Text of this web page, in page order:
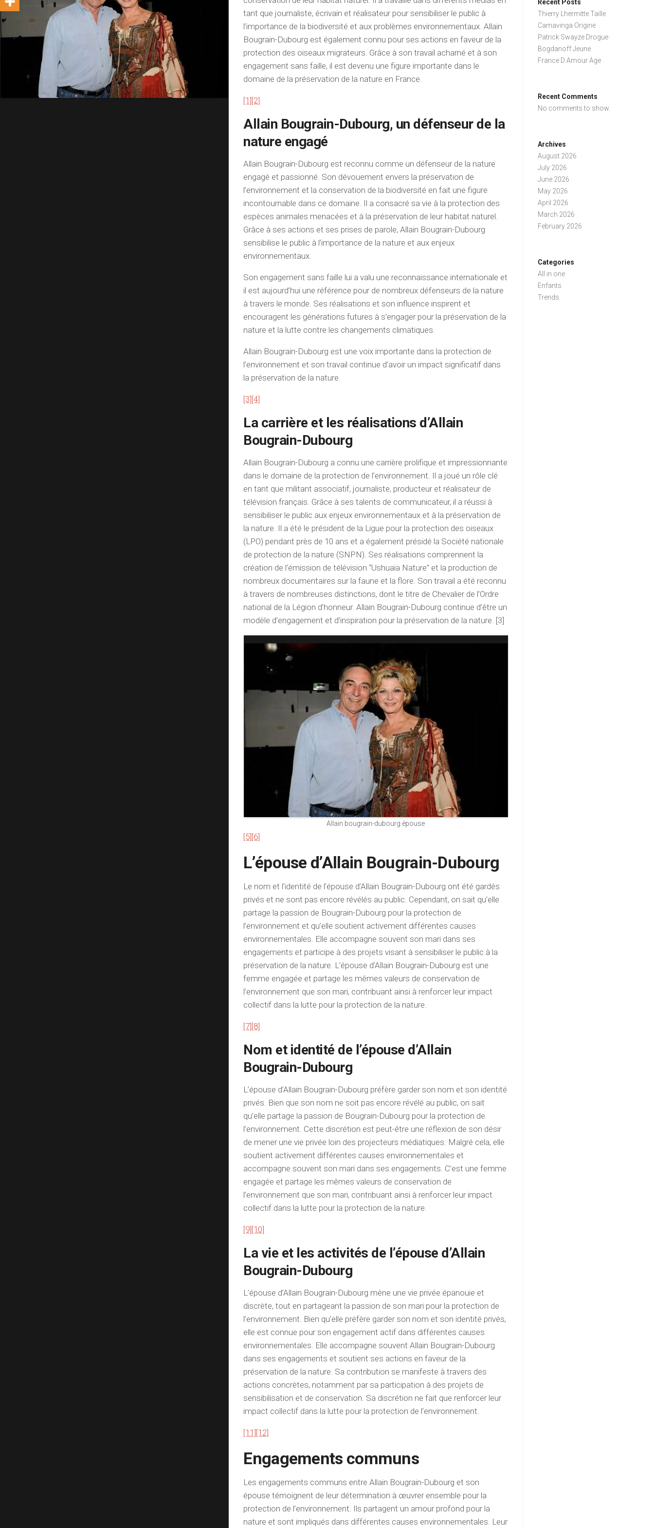
tant que journaliste, écrivain et réalisateur pour sensibiliser le public à
l’importance de la biodiversité et aux problèmes environnementaux. Allain
Bougrain-Dubourg est également connu pour ses actions en faveur de la
protection des oiseaux migrateurs. Grâce à son travail acharné et à son
engagement sans faille, il est devenu une figure importante dans le
domaine de la préservation de la nature en France.
[1] [2]
Allain Bougrain-Dubourg, un défenseur de la
nature engagé
Allain Bougrain-Dubourg est reconnu comme un défenseur de la nature
engagé et passionné. Son dévouement envers la préservation de
l’environnement et la conservation de la biodiversité en fait une figure
incontournable dans ce domaine. Il a consacré sa vie à la protection des
espèces animales menacées et à la préservation de leur habitat naturel.
Grâce à ses actions et ses prises de parole, Allain Bougrain-Dubourg
sensibilise le public à l’importance de la nature et aux enjeux
environnementaux.
Son engagement sans faille lui a valu une reconnaissance internationale et
il est aujourd’hui une référence pour de nombreux défenseurs de la nature
à travers le monde. Ses réalisations et son influence inspirent et
encouragent les générations futures à s’engager pour la préservation de la
nature et la lutte contre les changements climatiques.
Allain Bougrain-Dubourg est une voix importante dans la protection de
l’environnement et son travail continue d’avoir un impact significatif dans
la préservation de la nature.
[3] [4]
La carrière et les réalisations d’Allain
Bougrain-Dubourg
Allain Bougrain-Dubourg a connu une carrière prolifique et impressionnante
dans le domaine de la protection de l’environnement. Il a joué un rôle clé
en tant que militant associatif, journaliste, producteur et réalisateur de
télévision français. Grâce à ses talents de communicateur, il a réussi à
sensibiliser le public aux enjeux environnementaux et à la préservation de
la nature. Il a été le président de la Ligue pour la protection des oiseaux
(LPO) pendant près de 10 ans et a également présidé la Société nationale
de protection de la nature (SNPN). Ses réalisations comprennent la
création de l’émission de télévision “Ushuaïa Nature” et la production de
nombreux documentaires sur la faune et la flore. Son travail a été reconnu
à travers de nombreuses distinctions, dont le titre de Chevalier de l’Ordre
national de la Légion d’honneur. Allain Bougrain-Dubourg continue d’être un
modèle d’engagement et d’inspiration pour la préservation de la nature. [3]
Allain bougrain-dubourg épouse
[5] [6]
L’épouse d’Allain Bougrain-Dubourg
Le nom et l’identité de l’épouse d’Allain Bougrain-Dubourg ont été gardés
privés et ne sont pas encore révélés au public. Cependant, on sait qu’elle
partage la passion de Bougrain-Dubourg pour la protection de
l’environnement et qu’elle soutient activement différentes causes
environnementales. Elle accompagne souvent son mari dans ses
engagements et participe à des projets visant à sensibiliser le public à la
préservation de la nature. L’épouse d’Allain Bougrain-Dubourg est une
femme engagée et partage les mêmes valeurs de conservation de
l’environnement que son mari, contribuant ainsi à renforcer leur impact
collectif dans la lutte pour la protection de la nature.
[7] [8]
Nom et identité de l’épouse d’Allain
Bougrain-Dubourg
L’épouse d’Allain Bougrain-Dubourg préfère garder son nom et son identité
privés. Bien que son nom ne soit pas encore révélé au public, on sait
qu’elle partage la passion de Bougrain-Dubourg pour la protection de
l’environnement. Cette discrétion est peut-être une réflexion de son désir
de mener une vie privée loin des projecteurs médiatiques. Malgré cela, elle
soutient activement différentes causes environnementales et
accompagne souvent son mari dans ses engagements. C’est une femme
engagée et partage les mêmes valeurs de conservation de
l’environnement que son mari, contribuant ainsi à renforcer leur impact
collectif dans la lutte pour la protection de la nature.
[9] [10]
La vie et les activités de l’épouse d’Allain
Bougrain-Dubourg
L’épouse d’Allain Bougrain-Dubourg mène une vie privée épanouie et
discrète, tout en partageant la passion de son mari pour la protection de
l’environnement. Bien qu’elle préfère garder son nom et son identité privés,
elle est connue pour son engagement actif dans différentes causes
environnementales. Elle accompagne souvent Allain Bougrain-Dubourg
dans ses engagements et soutient ses actions en faveur de la
préservation de la nature. Sa contribution se manifeste à travers des
actions concrètes, notamment par sa participation à des projets de
sensibilisation et de conservation. Sa discrétion ne fait que renforcer leur
impact collectif dans la lutte pour la protection de l’environnement.
[11] [12]
Engagements communs
Les engagements communs entre Allain Bougrain-Dubourg et son
épouse témoignent de leur détermination à œuvrer ensemble pour la
protection de l’environnement. Ils partagent un amour profond pour la
nature et sont impliqués dans différentes causes environnementales. Leur
Recent Posts
Thierry Lhermitte Taille
Camavinga Origine
Patrick Swayze Drogue
Bogdanoff Jeune
France D Amour Age
Recent Comments
No comments to show.
Archives
August 2026
July 2026
June 2026
May 2026
April 2026
March 2026
February 2026
Categories
All in one
Enfants
Trends